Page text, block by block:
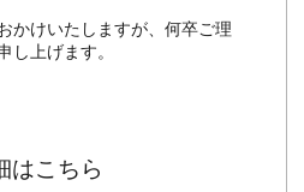
かけいたしますが、何卒ご理
し上げます。
はこちら